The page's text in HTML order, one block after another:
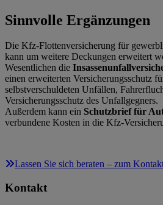
Sinnvolle Ergänzungen
Die Kfz-Flottenversicherung für
kann um weitere Deckungen erweitert
Wesentlichen die
einen erweiterten Versicherungsschutz
selbstverschuldeten Unfällen,
Versicherungsschutz des Unfallgegners.
Außerdem kann ein Schutzbrief für
verbundene Kosten in die Kfz-
Lassen Sie sich beraten – zum
Kontakt